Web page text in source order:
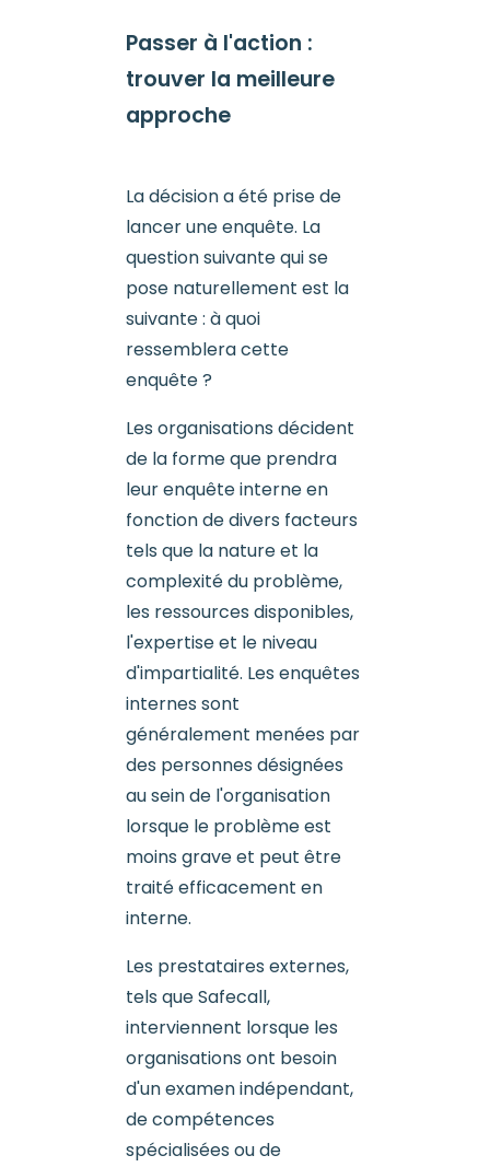
Passer à l'action :
trouver la meilleure
approche
La décision a été prise de
lancer une enquête. La
question suivante qui se
pose naturellement est la
suivante : à quoi
ressemblera cette
enquête ?
Les organisations décident
de la forme que prendra
leur enquête interne en
fonction de divers facteurs
tels que la nature et la
complexité du problème,
les ressources disponibles,
l'expertise et le niveau
d'impartialité. Les enquêtes
internes sont
généralement menées par
des personnes désignées
au sein de l'organisation
lorsque le problème est
moins grave et peut être
traité efficacement en
interne.
Les prestataires externes,
tels que Safecall,
interviennent lorsque les
organisations ont besoin
d'un examen indépendant,
de compétences
spécialisées ou de